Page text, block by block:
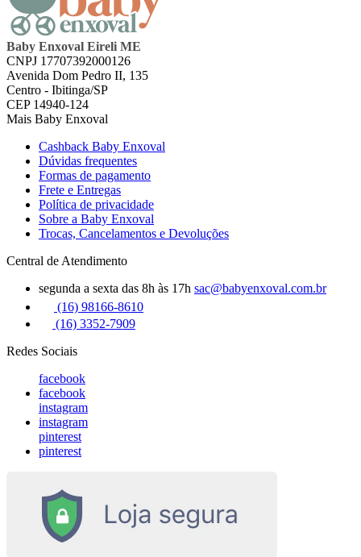
Baby Enxoval Eireli ME
CNPJ 17707392000126
Avenida Dom Pedro II, 135
Centro - Ibitinga/SP
CEP 14940-124
Mais Baby Enxoval
Cashback Baby Enxoval
Dúvidas frequentes
Formas de pagamento
Frete e Entregas
Política de privacidade
Sobre a Baby Enxoval
Trocas, Cancelamentos e Devoluções
Central de Atendimento
segunda a sexta das 8h às 17h sac@babyenxoval.com.br
(16) 98166-8610
(16) 3352-7909
Redes Sociais
facebook
facebook
instagram
instagram
pinterest
pinterest